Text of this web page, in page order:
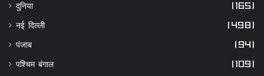
दुनिया (165)
नई दिल्ली (498)
पंजाब (94)
पश्चिम बंगाल (109)